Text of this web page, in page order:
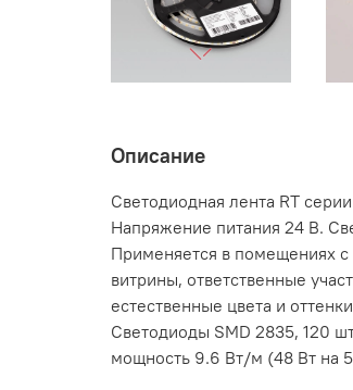
Описание
Светодиодная лента RT
Напряжение питания 24 В.
Применяется в помещениях
витрины, ответственные
естественные цвета и
Светодиоды SMD 2835, 120
мощность 9.6 Вт/м (48 Вт на